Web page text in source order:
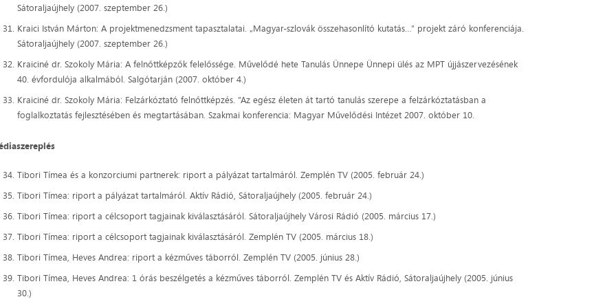
Sátoraljaújhely (2007. szeptember 26.)
Kraici István Márton: A projektmenedzsment tapasztalatai. „Magyar-szlovák összehasonlító kutatás…” projekt záró konferenciája.
Sátoraljaújhely (2007. szeptember 26.)
Kraiciné dr. Szokoly Mária: A felnőttképzők felelőssége. Művelődé hete Tanulás Ünnepe Ünnepi ülés az MPT újjászervezésének
40. évfordulója alkalmából. Salgótarján (2007. október 4.)
Kraiciné dr. Szokoly Mária: Felzárkóztató felnőttképzés. ”Az egész életen át tartó tanulás szerepe a felzárkóztatásban a
foglalkoztatás fejlesztésében és megtartásában. Szakmai konferencia: Magyar Művelődési Intézet 2007. október 10.
Tibori Tímea és a konzorciumi partnerek: riport a pályázat tartalmáról. Zemplén TV (2005. február 24.)
Tibori Tímea: riport a pályázat tartalmáról. Aktív Rádió, Sátoraljaújhely (2005. február 24.)
Tibori Tímea: riport a célcsoport tagjainak kiválasztásáról. Sátoraljaújhely Városi Rádió (2005. március 17.)
Tibori Tímea: riport a célcsoport tagjainak kiválasztásáról. Zemplén TV (2005. március 18.)
Tibori Tímea, Heves Andrea: riport a kézműves táborról. Zemplén TV (2005. június 28.)
Tibori Tímea, Heves Andrea: 1 órás beszélgetés a kézműves táborról. Zemplén TV és Aktív Rádió, Sátoraljaújhely (2005. június
30.)